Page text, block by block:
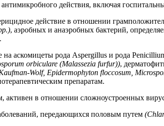
действия, включая
действие в отношении
, аэробных и анаэробных бактерий,
на аскомицеты рода Aspergillus и рода
orbiculare (Malassezia furfur)),
-Wolf, Epidermophyton floccosum
препаратам.
активен в отношении сложноустроенных
передающихся половым путем